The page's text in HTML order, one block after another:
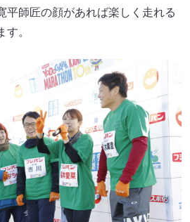
平師匠の顔があれば楽しく走れる
。